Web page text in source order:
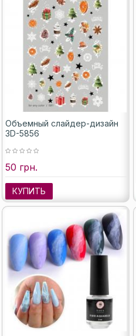
Объемный слайдер-дизайн
3D-5856
50 грн.
КУПИТЬ